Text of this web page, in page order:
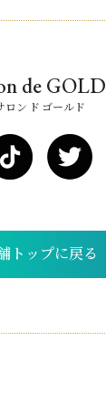
de GOLD
ロン ド ゴールド
トップに戻る